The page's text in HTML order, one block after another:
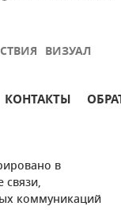
ВИЗУАЛ
КОНТАКТЫ
в
связи,
коммуникаций